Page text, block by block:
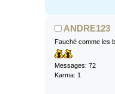
ANDRE123
Fauché comme les
Messages: 72
Karma: 1